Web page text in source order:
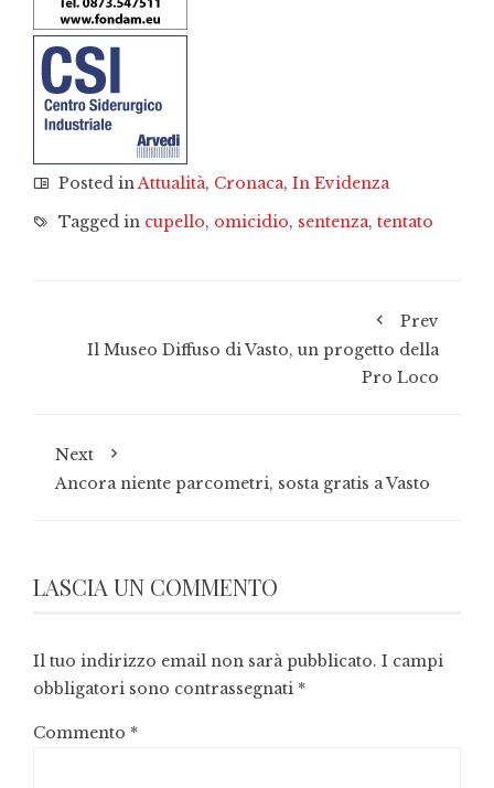
Posted inAttualità, Cronaca, In Evidenza
Tagged in cupello, omicidio, sentenza, tentato
Prev
Il Museo Diffuso di Vasto, un progetto della
Pro Loco
Next
Ancora niente parcometri, sosta gratis a Vasto
LASCIA UN COMMENTO
Il tuo indirizzo email non sarà pubblicato. I campi
obbligatori sono contrassegnati *
Commento *